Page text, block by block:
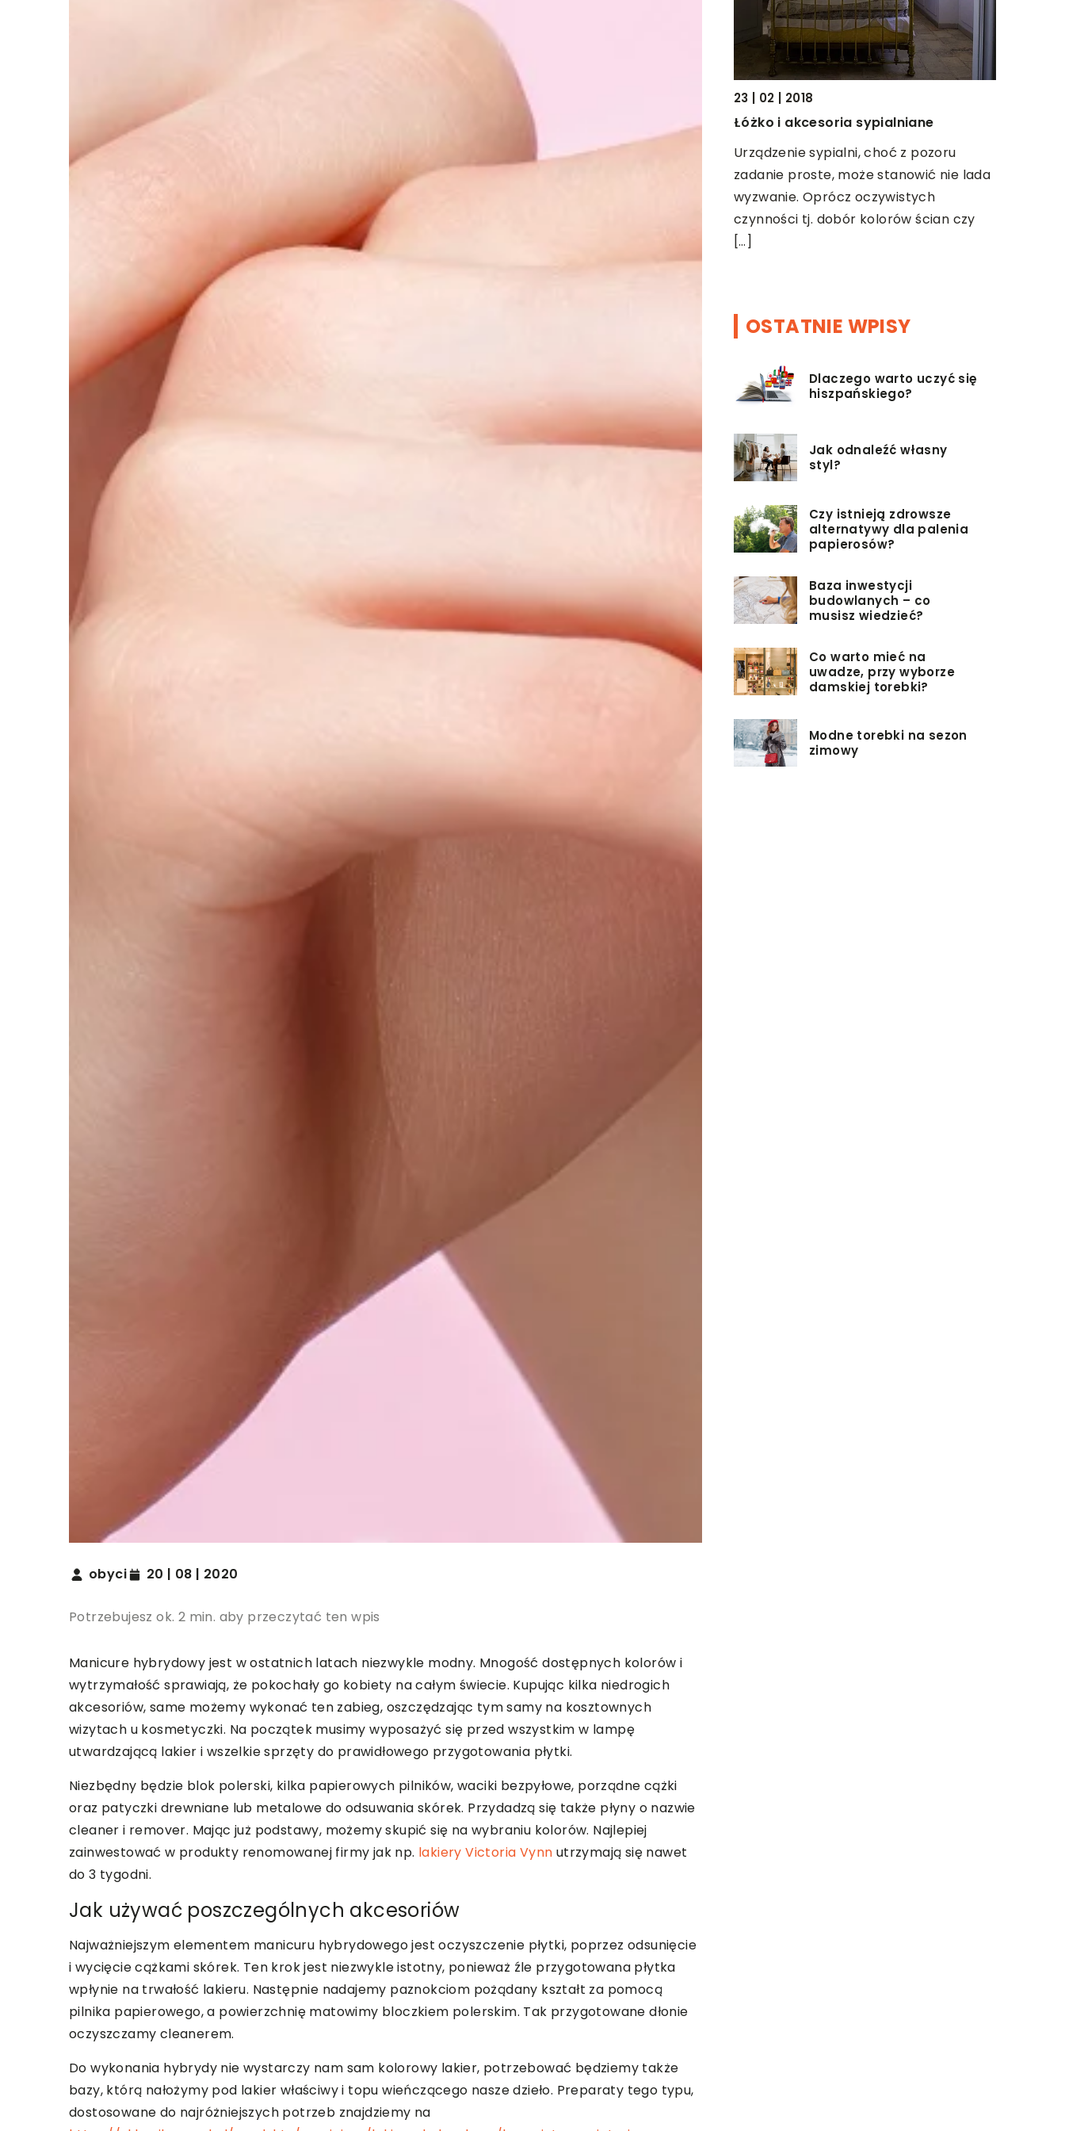
obyci 20 | 08 | 2020
Potrzebujesz ok. 2 min. aby przeczytać ten wpis
Manicure hybrydowy jest w ostatnich latach niezwykle modny. Mnogość dostępnych kolorów i
wytrzymałość sprawiają, że pokochały go kobiety na całym świecie. Kupując kilka niedrogich
akcesoriów, same możemy wykonać ten zabieg, oszczędzając tym samy na kosztownych
wizytach u kosmetyczki. Na początek musimy wyposażyć się przed wszystkim w lampę
utwardzającą lakier i wszelkie sprzęty do prawidłowego przygotowania płytki.
Niezbędny będzie blok polerski, kilka papierowych pilników, waciki bezpyłowe, porządne cążki
oraz patyczki drewniane lub metalowe do odsuwania skórek. Przydadzą się także płyny o nazwie
cleaner i remover. Mając już podstawy, możemy skupić się na wybraniu kolorów. Najlepiej
zainwestować w produkty renomowanej firmy jak np. lakiery Victoria Vynn utrzymają się nawet
do 3 tygodni.
Jak używać poszczególnych akcesoriów
Najważniejszym elementem manicuru hybrydowego jest oczyszczenie płytki, poprzez odsunięcie
i wycięcie cążkami skórek. Ten krok jest niezwykle istotny, ponieważ źle przygotowana płytka
wpłynie na trwałość lakieru. Następnie nadajemy paznokciom pożądany kształt za pomocą
pilnika papierowego, a powierzchnię matowimy bloczkiem polerskim. Tak przygotowane dłonie
oczyszczamy cleanerem.
Do wykonania hybrydy nie wystarczy nam sam kolorowy lakier, potrzebować będziemy także
bazy, którą nałożymy pod lakier właściwy i topu wieńczącego nasze dzieło. Preparaty tego typu,
dostosowane do najróżniejszych potrzeb znajdziemy na
10 | 05 | 2021
Jakie usługi oferują firmy
przeprowadzkowe?
trudnym, wymagającym czasu […]
23 | 02 | 2018
Łóżko i akcesoria sypialniane
Urządzenie sypialni, choć z pozoru
zadanie proste, może stanowić nie lada
wyzwanie. Oprócz oczywistych
czynności tj. dobór kolorów ścian czy
[…]
OSTATNIE WPISY
Dlaczego warto uczyć się
hiszpańskiego?
Jak odnaleźć własny
styl?
Czy istnieją zdrowsze
alternatywy dla palenia
papierosów?
Baza inwestycji
budowlanych – co
musisz wiedzieć?
Co warto mieć na
uwadze, przy wyborze
damskiej torebki?
Modne torebki na sezon
zimowy